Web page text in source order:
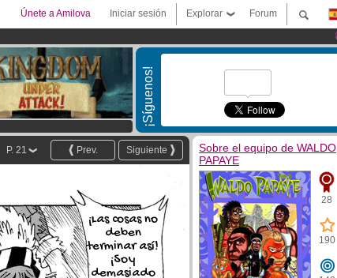
Forum
Explorar
Iniciar sesión
Únete a Amilova
¡Síguenos!
Siguiente
Prev.
P. 21
¡Las cosas no
deben
terminar así!
¡Soy
demasiado
Sobre el equipo de WALDO
PAPAYE
28
190